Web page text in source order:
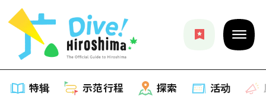
特辑 示范行程 探索 活动